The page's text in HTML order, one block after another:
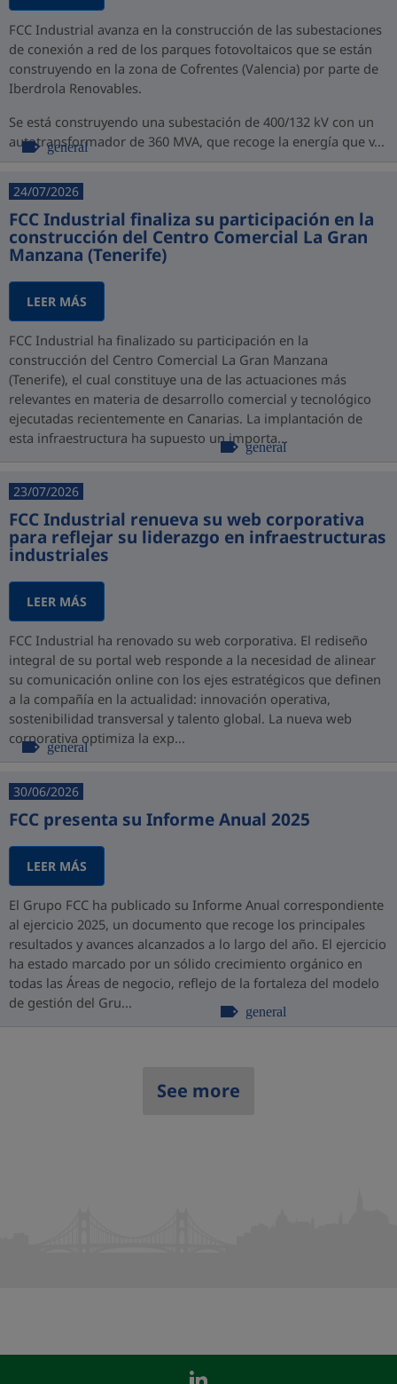
FCC Industrial avanza en la construcción de las subestaciones
de conexión a red de los parques fotovoltaicos que se están
construyendo en la zona de Cofrentes (Valencia) por parte de
Iberdrola Renovables.
Se está construyendo una subestación de 400/132 kV con un
autotransformador de 360 MVA, que recoge la energía que v...
general
24/07/2026
FCC Industrial finaliza su participación en la
construcción del Centro Comercial La Gran
Manzana (Tenerife)
LEER MÁS
FCC Industrial ha finalizado su participación en la
construcción del Centro Comercial La Gran Manzana
(Tenerife), el cual constituye una de las actuaciones más
relevantes en materia de desarrollo comercial y tecnológico
ejecutadas recientemente en Canarias. La implantación de
esta infraestructura ha supuesto un importa...
general
23/07/2026
FCC Industrial renueva su web corporativa
para reflejar su liderazgo en infraestructuras
industriales
LEER MÁS
FCC Industrial ha renovado su web corporativa. El rediseño
integral de su portal web responde a la necesidad de alinear
su comunicación online con los ejes estratégicos que definen
a la compañía en la actualidad: innovación operativa,
sostenibilidad transversal y talento global. La nueva web
corporativa optimiza la exp...
general
30/06/2026
FCC presenta su Informe Anual 2025
LEER MÁS
El Grupo FCC ha publicado su Informe Anual correspondiente
al ejercicio 2025, un documento que recoge los principales
resultados y avances alcanzados a lo largo del año. El ejercicio
ha estado marcado por un sólido crecimiento orgánico en
todas las Áreas de negocio, reflejo de la fortaleza del modelo
de gestión del Gru...
general
See more